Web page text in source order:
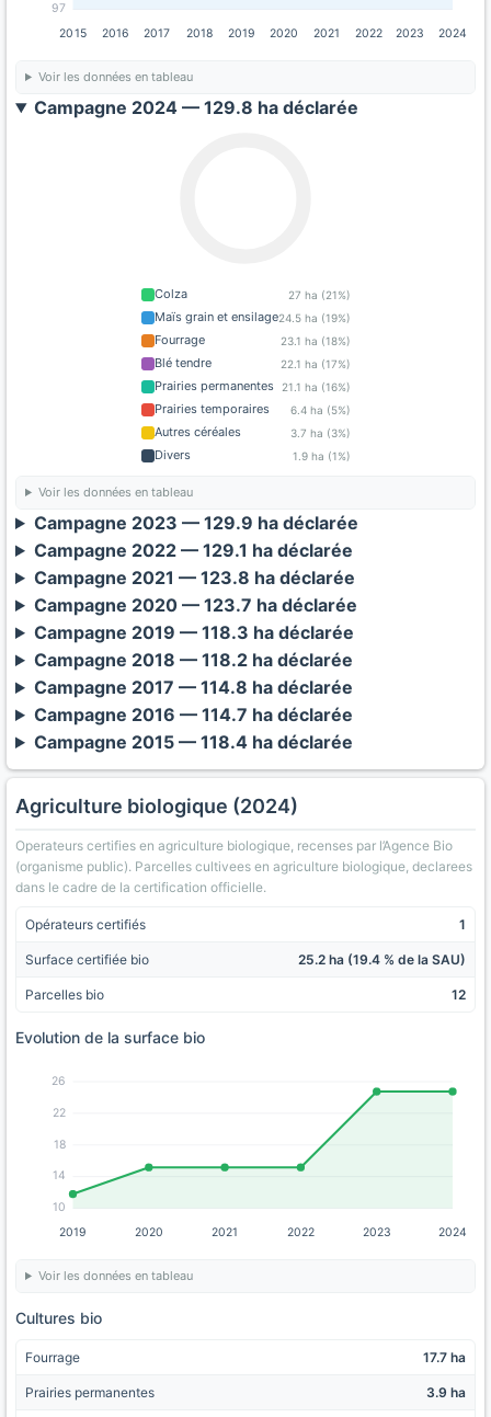
97
2015 2016 2017 2018 2019 2020 2021 2022 2023 2024
Voir les données en tableau
Campagne 2024 — 129.8 ha déclarée
Colza 27 ha (21%)
Maïs grain et ensilage24.5 ha (19%)
Fourrage 23.1 ha (18%)
Blé tendre 22.1 ha (17%)
Prairies permanentes 21.1 ha (16%)
Prairies temporaires 6.4 ha (5%)
Autres céréales 3.7 ha (3%)
Divers 1.9 ha (1%)
Voir les données en tableau
Campagne 2023 — 129.9 ha déclarée
Campagne 2022 — 129.1 ha déclarée
Campagne 2021 — 123.8 ha déclarée
Campagne 2020 — 123.7 ha déclarée
Campagne 2019 — 118.3 ha déclarée
Campagne 2018 — 118.2 ha déclarée
Campagne 2017 — 114.8 ha déclarée
Campagne 2016 — 114.7 ha déclarée
Campagne 2015 — 118.4 ha déclarée
Agriculture biologique (2024)
Operateurs certifies en agriculture biologique, recenses par l’Agence Bio
(organisme public). Parcelles cultivees en agriculture biologique, declarees
dans le cadre de la certification officielle.
Opérateurs certifiés 1
Surface certifiée bio 25.2 ha (19.4 % de la SAU)
Parcelles bio 12
Evolution de la surface bio
10
14
18
22
26
2019 2020 2021 2022 2023 2024
Voir les données en tableau
Cultures bio
Fourrage 17.7 ha
Prairies permanentes 3.9 ha